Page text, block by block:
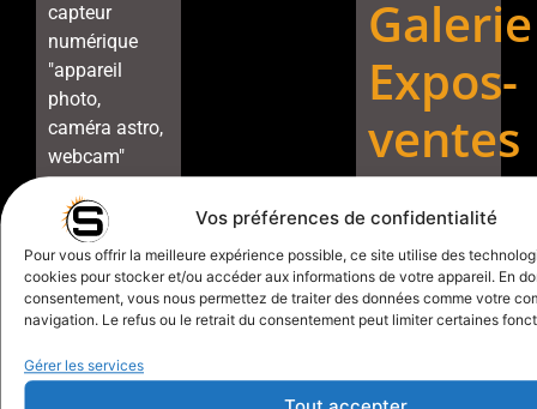
Vos préférences de confidentialité
Pour vous offrir la meilleure expérience possible, ce site utilise des
cookies pour stocker et/ou accéder aux informations de votre appareil. En
consentement, vous nous permettez de traiter des données comme votre
navigation. Le refus ou le retrait du consentement peut limiter certaines
Gérer les services
capteur
numérique
"appareil
photo,
caméra astro,
webcam"
en
savoir
Galerie
Expos-
ventes
visiteurs ou
clients dans
un voyage
visuel à
du cosmos